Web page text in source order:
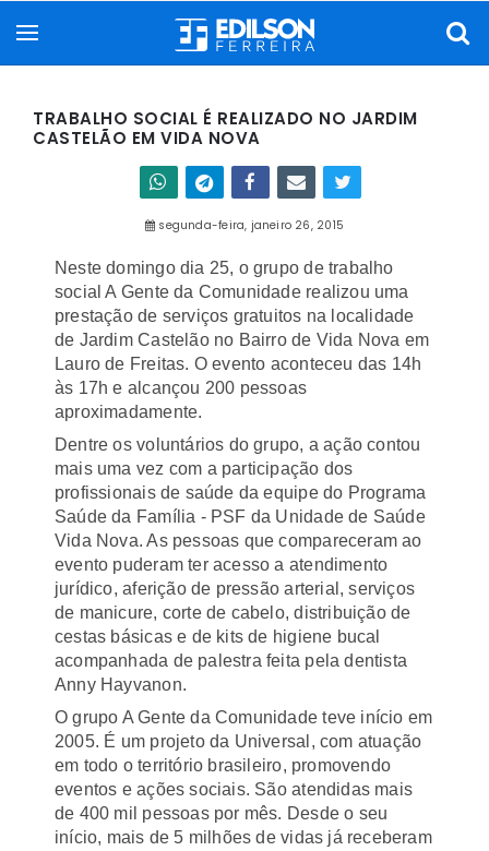
TRABALHO SOCIAL É REALIZADO NO JARDIM
CASTELÃO EM VIDA NOVA
segunda-feira, janeiro 26, 2015
Neste domingo dia 25, o grupo de trabalho
social A Gente da Comunidade realizou uma
prestação de serviços gratuitos na localidade
de Jardim Castelão no Bairro de Vida Nova em
Lauro de Freitas. O evento aconteceu das 14h
às 17h e alcançou 200 pessoas
aproximadamente.
Dentre os voluntários do grupo, a ação contou
mais uma vez com a participação dos
profissionais de saúde da equipe do Programa
Saúde da Família - PSF da Unidade de Saúde
Vida Nova. As pessoas que compareceram ao
evento puderam ter acesso a atendimento
jurídico, aferição de pressão arterial, serviços
de manicure, corte de cabelo, distribuição de
cestas básicas e de kits de higiene bucal
acompanhada de palestra feita pela dentista
Anny Hayvanon.
O grupo A Gente da Comunidade teve início em
2005. É um projeto da Universal, com atuação
em todo o território brasileiro, promovendo
eventos e ações sociais. São atendidas mais
de 400 mil pessoas por mês. Desde o seu
início, mais de 5 milhões de vidas já receberam